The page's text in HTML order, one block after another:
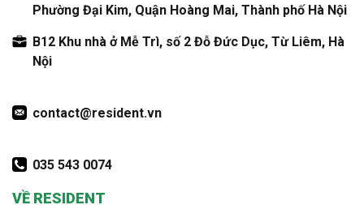
Phường Đại Kim, Quận Hoàng Mai, Thành phố Hà Nội
B12 Khu nhà ở Mễ Trì, số 2 Đỗ Đức Dục, Từ Liêm, Hà
Nội
contact@resident.vn
035 543 0074
VỀ RESIDENT